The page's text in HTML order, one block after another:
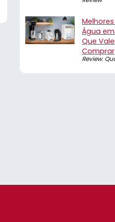
Água
Que
Comprar
Review,